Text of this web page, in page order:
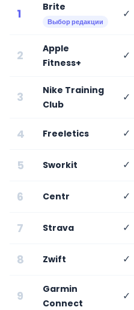
1 Brite
Выбор редакции
✓
2
Apple
Fitness+
✓
3
Nike Training
Club
✓
4 Freeletics ✓
5 Sworkit ✓
6 Centr ✓
7 Strava ✓
8 Zwift ✓
9
Garmin
Connect
✓